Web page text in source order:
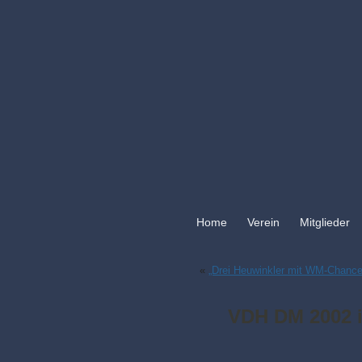
Home Verein Mitglieder
« „Drei Heuwinkler mit WM-
VDH DM